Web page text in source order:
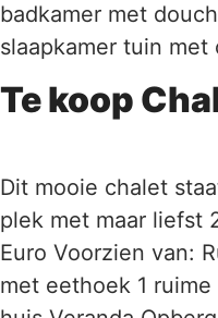
badkamer met
slaapkamer tuin
Te koop
Dit mooie chalet
plek met maar liefst
Euro Voorzien van:
met eethoek 1